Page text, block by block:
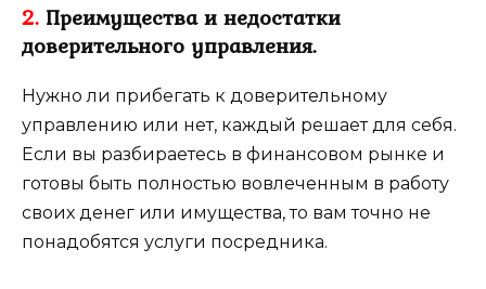
2. Преимущества и недостатки
доверительного управления.
Нужно ли прибегать к доверительному
управлению или нет, каждый решает для себя.
Если вы разбираетесь в финансовом рынке и
готовы быть полностью вовлеченным в работу
своих денег или имущества, то вам точно не
понадобятся услуги посредника.